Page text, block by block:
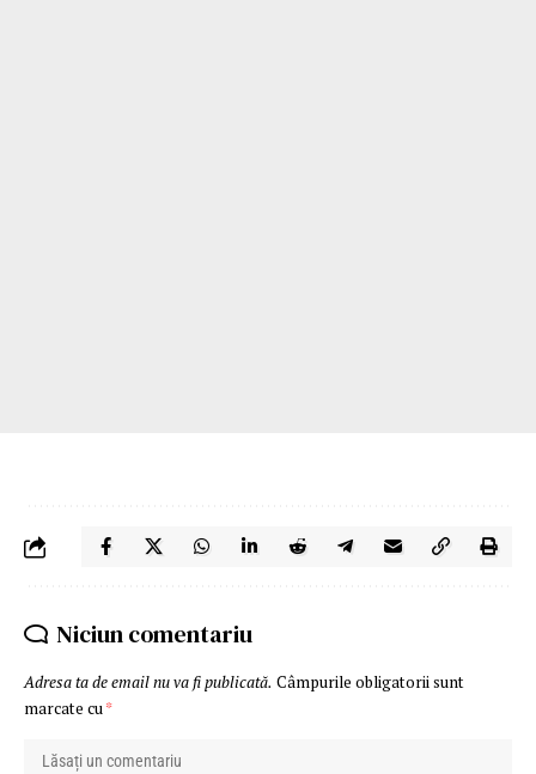
Niciun comentariu
Adresa ta de email nu va fi publicată. Câmpurile obligatorii sunt
marcate cu *